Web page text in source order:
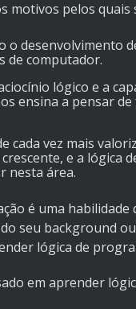
motivos pelos
o desenvolvimento
de computador.
lógico e a
ensina a pensar
cada vez mais
e a lógica
nesta área.
é uma
seu background
lógica de
em aprender